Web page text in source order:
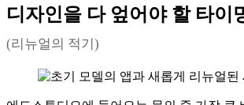
디자인을 다 엎어야 할 타이
(리뉴얼의 적기)